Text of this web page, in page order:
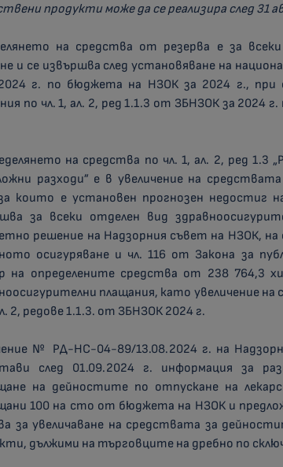
продукти може да се реализира след 31
на средства от резерва е за
и се извършва след установяване на
г. по бюджета на НЗОК за 2024 г., при
по чл. 1, ал. 2, ред 1.1.3 от ЗБНЗОК за 2024
на средства по чл. 1, ал. 2, ред 1.3
разходи” е в увеличение на
които е установен прогнозен недостиг
за всеки отделен вид
решение на Надзорния съвет на НЗОК, на
осигуряване и чл. 116 от Закона за
на определените средства от 238 764,3
плащания, като увеличение
2, редове 1.1.3. от ЗБНЗОК 2024 г.
№ РД-НС-04-89/13.08.2024 г. на
след 01.09.2024 г. информация за
на дейностите по отпускане на
100 на сто от бюджета на НЗОК и
за увеличаване на средствата за
дължими на търговците на дребно по